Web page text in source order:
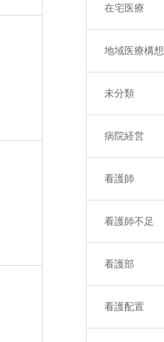
在宅医療
地域医療構想
未分類
病院経営
看護師
看護師不足
看護部
看護配置